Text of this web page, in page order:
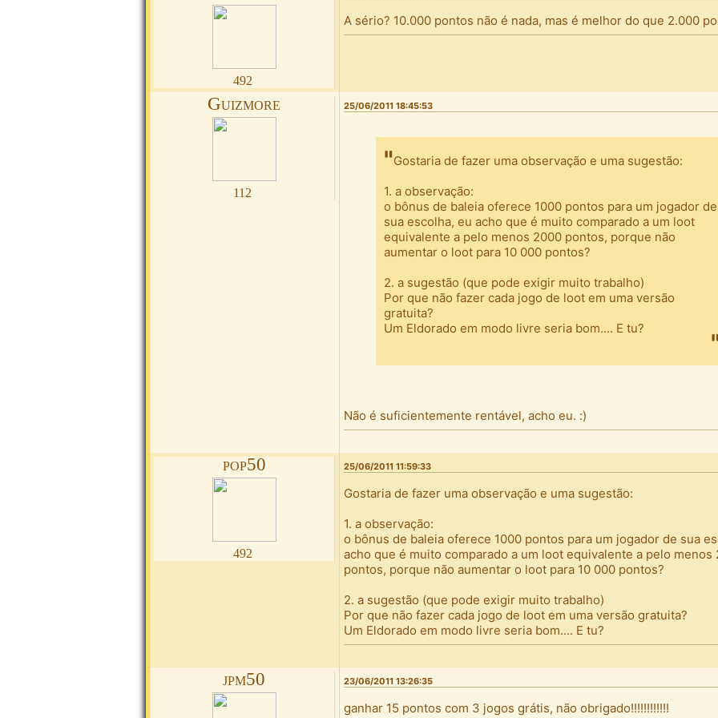
492
A sério? 10.000 pontos não é nada, mas é melhor do que 2.000
Guizmore
112
25/06/2011 18:45:53
Gostaria de fazer uma observação e uma sugestão:
1. a observação:
o bônus de baleia oferece 1000 pontos para um jogador de
sua escolha, eu acho que é muito comparado a um loot
equivalente a pelo menos 2000 pontos, porque não
aumentar o loot para 10 000 pontos?
2. a sugestão (que pode exigir muito trabalho)
Por que não fazer cada jogo de loot em uma versão
gratuita?
Um Eldorado em modo livre seria bom.... E tu?
Não é suficientemente rentável, acho eu. :)
pop50
492
25/06/2011 11:59:33
Gostaria de fazer uma observação e uma sugestão:
1. a observação:
o bônus de baleia oferece 1000 pontos para um jogador de sua
acho que é muito comparado a um loot equivalente a pelo menos
pontos, porque não aumentar o loot para 10 000 pontos?
2. a sugestão (que pode exigir muito trabalho)
Por que não fazer cada jogo de loot em uma versão gratuita?
Um Eldorado em modo livre seria bom.... E tu?
jpm50 23/06/2011 13:26:35
ganhar 15 pontos com 3 jogos grátis, não obrigado!!!!!!!!!!!!